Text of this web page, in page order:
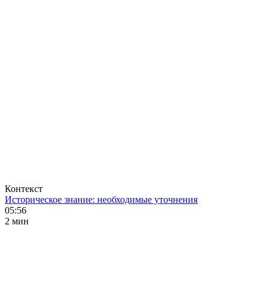
Контекст
Историческое знание: необходимые уточнения
05:56
2 мин